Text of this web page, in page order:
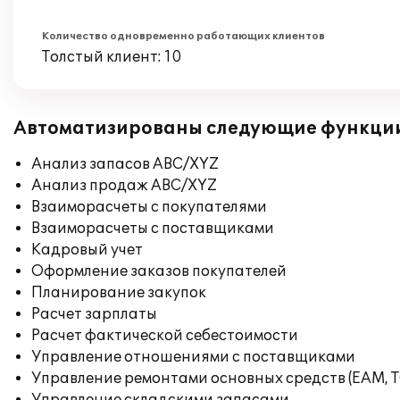
Количество одновременно работающих клиентов
Толстый клиент: 10
Автоматизированы следующие
Анализ запасов ABC/XYZ
Анализ продаж ABC/XYZ
Взаиморасчеты с покупателями
Взаиморасчеты с поставщиками
Кадровый учет
Оформление заказов покупателей
Планирование закупок
Расчет зарплаты
Расчет фактической себестоимости
Управление отношениями с поставщиками
Управление ремонтами основных средств (EAM,